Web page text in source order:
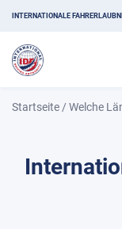
INTERNATIONALE
Startseite /Welche